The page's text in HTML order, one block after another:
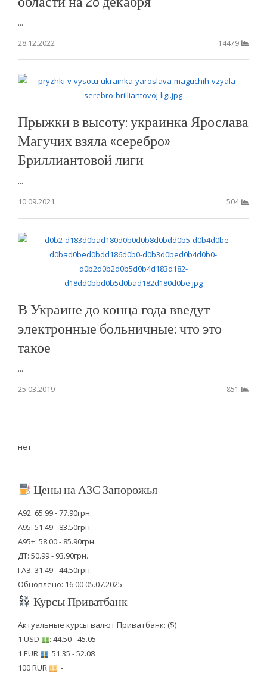
...
28.12.2022
14479
Прыжки в высоту: украинка Ярослава
Магучих взяла «серебро»
Бриллиантовой лиги
...
10.09.2021
504
В Украине до конца года введут
электронные больничные: что это
такое
...
25.03.2019
851
нет
Цены на АЗС Запорожья
А92: 65.99 - 77.90грн.
А95: 51.49 - 83.50грн.
А95+: 58.00 - 85.90грн.
ДТ: 50.99 - 93.90грн.
ГАЗ: 31.49 - 44.50грн.
Обновлено: 16:00 05.07.2025
Курсы Приватбанк
Актуальные курсы валют Приватбанк: ($)
1 USD
: 44.50 - 45.05
1 EUR
: 51.35 - 52.08
100 RUR
: -